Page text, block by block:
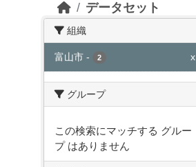
データセット
組織
富山市 - 2 x
グループ
この検索にマッチする グルー
プ はありません